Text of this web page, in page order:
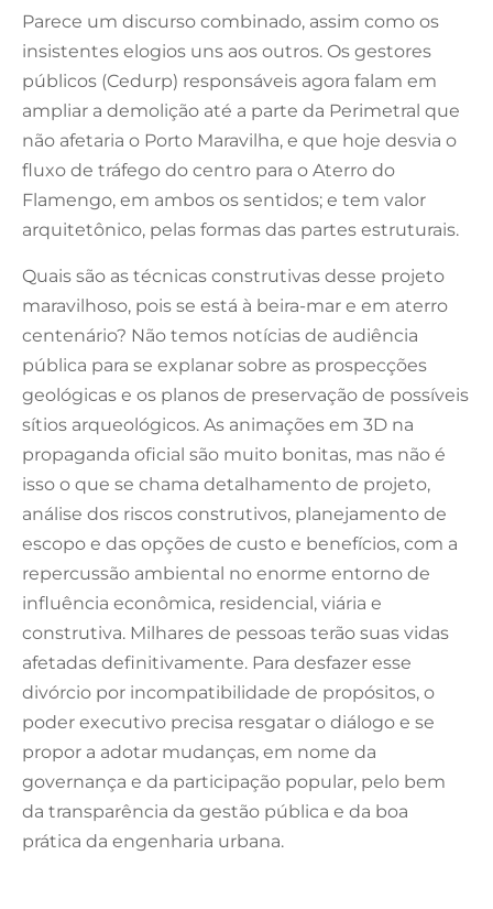
Parece um discurso combinado, assim como os
insistentes elogios uns aos outros. Os gestores
públicos (Cedurp) responsáveis agora falam em
ampliar a demolição até a parte da Perimetral que
não afetaria o Porto Maravilha, e que hoje desvia o
fluxo de tráfego do centro para o Aterro do
Flamengo, em ambos os sentidos; e tem valor
arquitetônico, pelas formas das partes estruturais.
Quais são as técnicas construtivas desse projeto
maravilhoso, pois se está à beira-mar e em aterro
centenário? Não temos notícias de audiência
pública para se explanar sobre as prospecções
geológicas e os planos de preservação de possíveis
sítios arqueológicos. As animações em 3D na
propaganda oficial são muito bonitas, mas não é
isso o que se chama detalhamento de projeto,
análise dos riscos construtivos, planejamento de
escopo e das opções de custo e benefícios, com a
repercussão ambiental no enorme entorno de
influência econômica, residencial, viária e
construtiva. Milhares de pessoas terão suas vidas
afetadas definitivamente. Para desfazer esse
divórcio por incompatibilidade de propósitos, o
poder executivo precisa resgatar o diálogo e se
propor a adotar mudanças, em nome da
governança e da participação popular, pelo bem
da transparência da gestão pública e da boa
prática da engenharia urbana.